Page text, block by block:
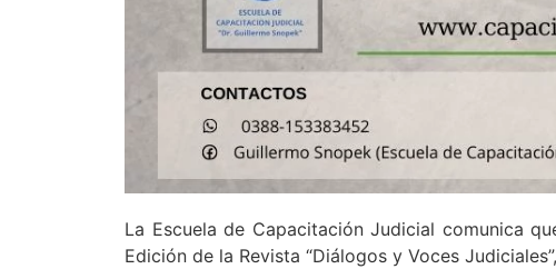
La Escuela de Capacitación Judicial comunica
Edición de la Revista “Diálogos y Voces